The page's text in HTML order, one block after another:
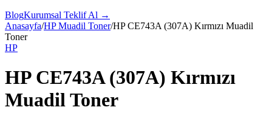
BlogKurumsal Teklif Al →
Anasayfa/HP Muadil Toner/HP CE743A (307A) Kırmızı Muadil
Toner
HP
HP CE743A (307A) Kırmızı
Muadil Toner